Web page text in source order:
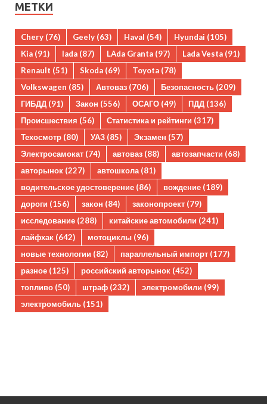
МЕТКИ
Chery (76) Geely (63) Haval (54) Hyundai (105)
Kia (91) lada (87) LAda Granta (97) Lada Vesta (91)
Renault (51) Skoda (69) Toyota (78)
Volkswagen (85) Автоваз (706) Безопасность (209)
ГИБДД (91) Закон (556) ОСАГО (49) ПДД (136)
Происшествия (56) Статистика и рейтинги (317)
Техосмотр (80) УАЗ (85) Экзамен (57)
Электросамокат (74) автоваз (88) автозапчасти (68)
авторынок (227) автошкола(81)
водительское удостоверение (86) вождение (189)
дороги (156) закон (84) законопроект (79)
исследование (288) китайские автомобили (241)
лайфхак (642) мотоциклы (96)
новые технологии (82) параллельный импорт (177)
разное (125) российский авторынок (452)
топливо (50) штраф (232) электромобили (99)
электромобиль (151)